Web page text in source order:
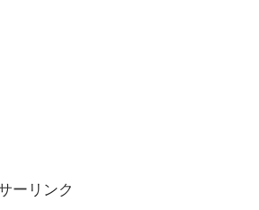
はぜひ遊びにきてくださいね(*’▽’)